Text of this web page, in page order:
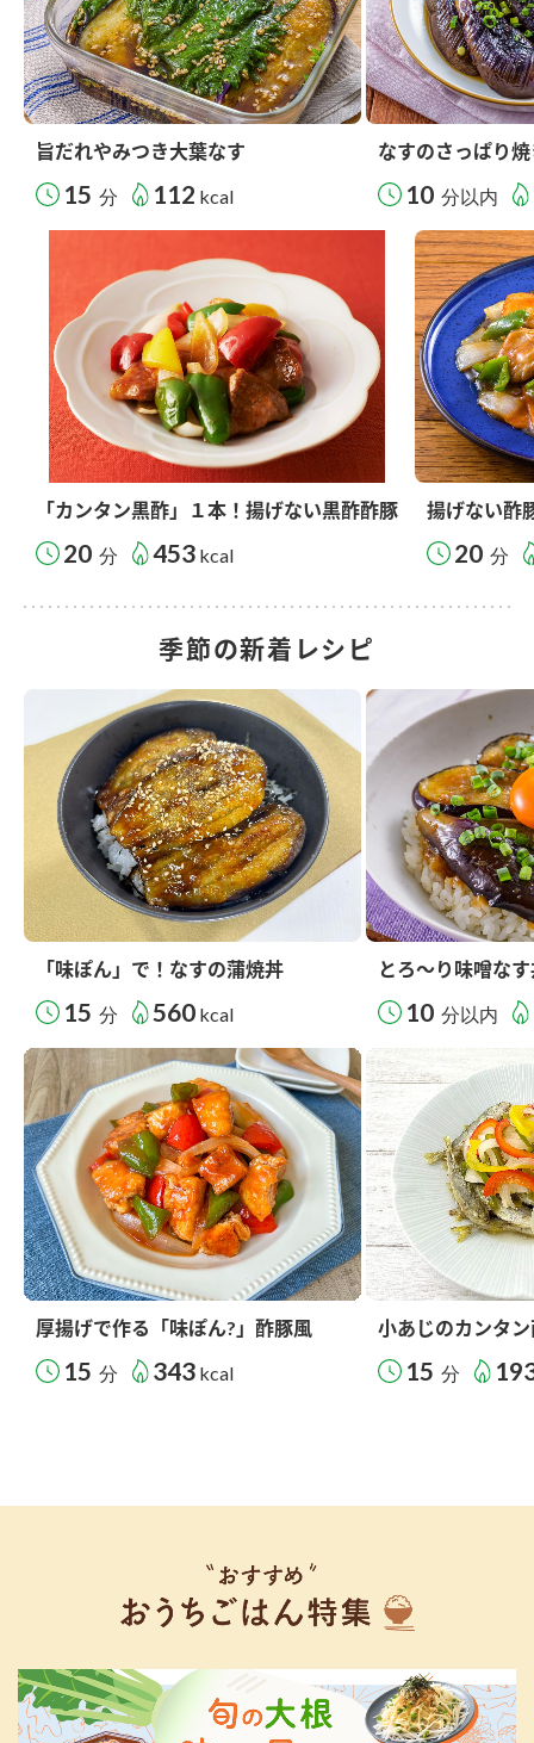
旨だれやみつき大葉なす
15 分 112 kcal
なすのさっぱり
10 分以内
「カンタン黒酢」１本！揚げない黒酢酢豚
20 分 453 kcal
揚げない酢
20 分
季節の新着レシピ
「味ぽん」で！なすの蒲焼丼
15 分 560 kcal
とろ～り味噌な
10 分以内
厚揚げで作る「味ぽん?」酢豚風
15 分 343 kcal
小あじのカンタ
15 分